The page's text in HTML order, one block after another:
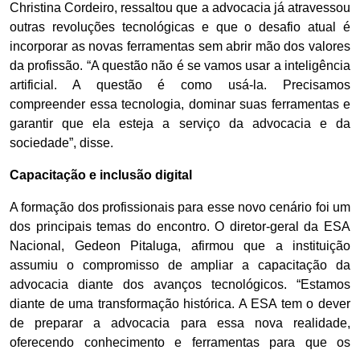
Christina Cordeiro, ressaltou que a advocacia já atravessou
outras revoluções tecnológicas e que o desafio atual é
incorporar as novas ferramentas sem abrir mão dos valores
da profissão. “A questão não é se vamos usar a inteligência
artificial. A questão é como usá-la. Precisamos
compreender essa tecnologia, dominar suas ferramentas e
garantir que ela esteja a serviço da advocacia e da
sociedade”, disse.
Capacitação e inclusão digital
A formação dos profissionais para esse novo cenário foi um
dos principais temas do encontro. O diretor-geral da ESA
Nacional, Gedeon Pitaluga, afirmou que a instituição
assumiu o compromisso de ampliar a capacitação da
advocacia diante dos avanços tecnológicos. “Estamos
diante de uma transformação histórica. A ESA tem o dever
de preparar a advocacia para essa nova realidade,
oferecendo conhecimento e ferramentas para que os